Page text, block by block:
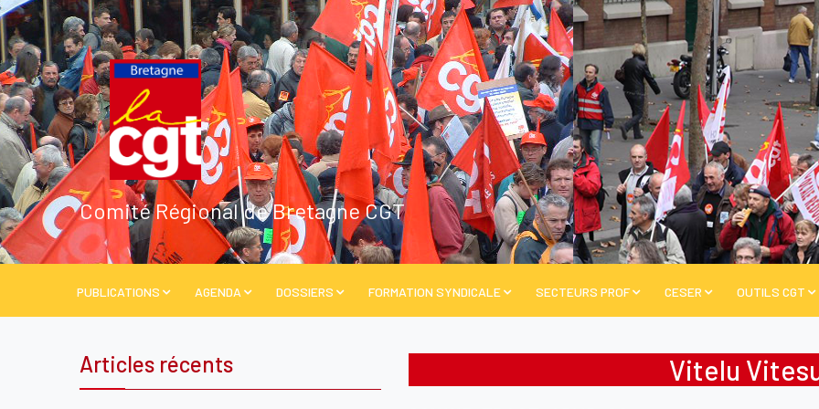
Comité Régional de Bretagne CGT
PUBLICATIONS AGENDA DOSSIERS FORMATION SYNDICALE SECTEURS PROF CESER OUTILS CGT
Vitelu
Articles récents